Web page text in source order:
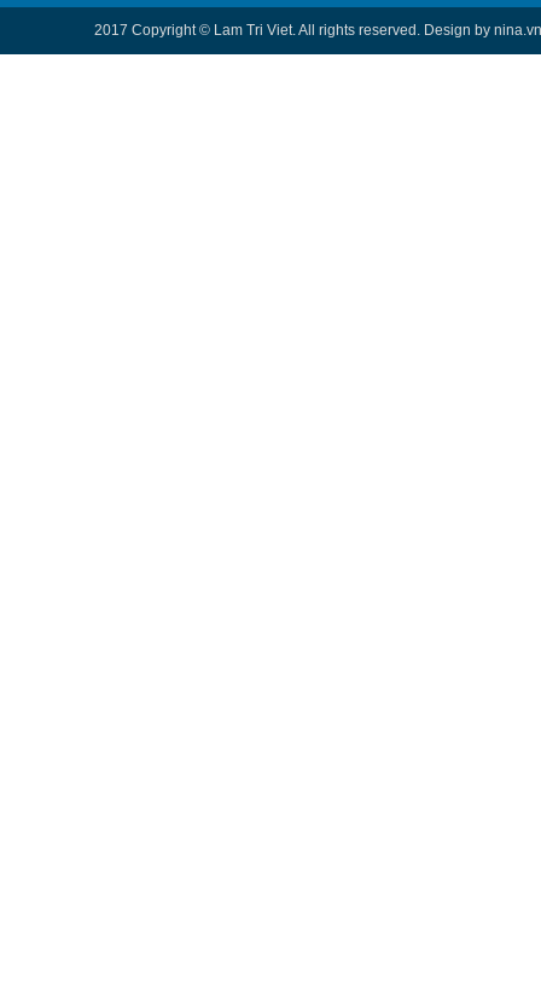
2017 Copyright © Lam Tri Viet. All rights reserved. Design by nina.vn